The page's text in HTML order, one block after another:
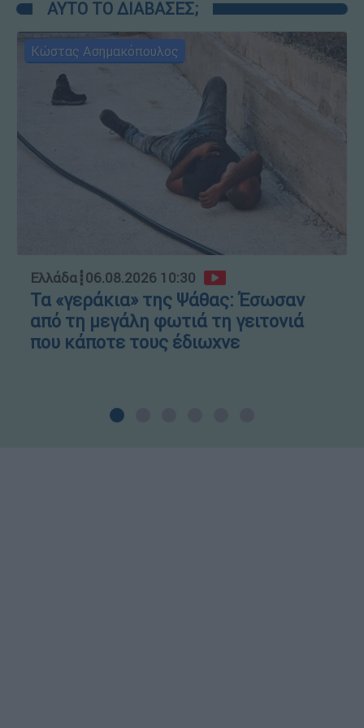
ΑΥΤΟ ΤΟ ΔΙΑΒΑΣΕΣ;
Κώστας Ασημακόπουλος
Ελλάδα┋06.08.2026 10:30
Τα «γεράκια» της Ψάθας: Έσωσαν
από τη μεγάλη φωτιά τη γειτονιά
που κάποτε τους έδιωχνε